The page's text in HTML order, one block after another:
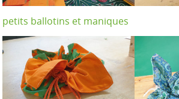
petits ballotins et maniques